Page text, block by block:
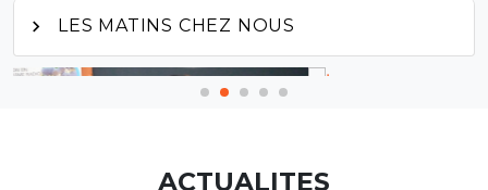
LES MATINS CHEZ NOUS